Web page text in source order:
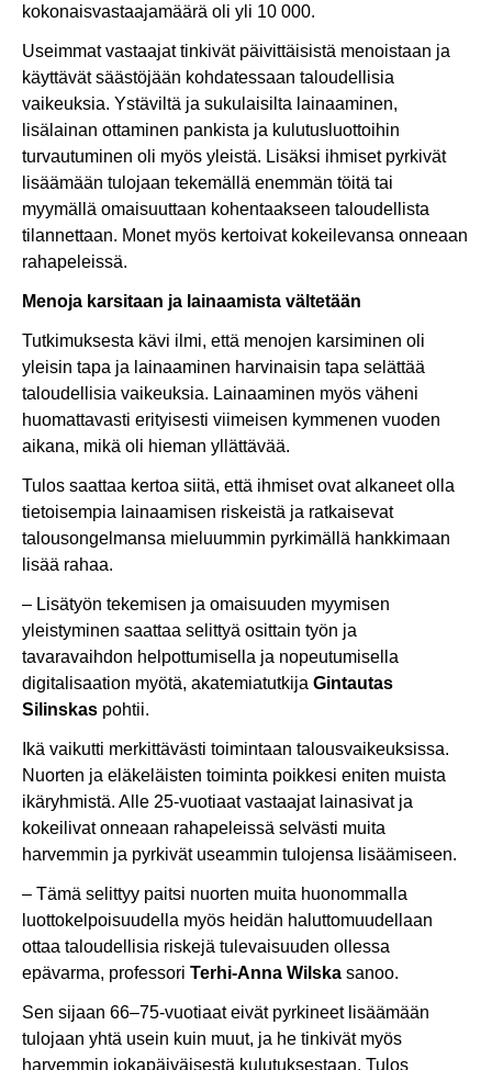
kokonaisvastaajamäärä oli yli 10 000.
Useimmat vastaajat tinkivät päivittäisistä menoistaan ja
käyttävät säästöjään kohdatessaan taloudellisia
vaikeuksia. Ystäviltä ja sukulaisilta lainaaminen,
lisälainan ottaminen pankista ja kulutusluottoihin
turvautuminen oli myös yleistä. Lisäksi ihmiset pyrkivät
lisäämään tulojaan tekemällä enemmän töitä tai
myymällä omaisuuttaan kohentaakseen taloudellista
tilannettaan. Monet myös kertoivat kokeilevansa onneaan
rahapeleissä.
Menoja karsitaan ja lainaamista vältetään
Tutkimuksesta kävi ilmi, että menojen karsiminen oli
yleisin tapa ja lainaaminen harvinaisin tapa selättää
taloudellisia vaikeuksia. Lainaaminen myös väheni
huomattavasti erityisesti viimeisen kymmenen vuoden
aikana, mikä oli hieman yllättävää.
Tulos saattaa kertoa siitä, että ihmiset ovat alkaneet olla
tietoisempia lainaamisen riskeistä ja ratkaisevat
talousongelmansa mieluummin pyrkimällä hankkimaan
lisää rahaa.
– Lisätyön tekemisen ja omaisuuden myymisen
yleistyminen saattaa selittyä osittain työn ja
tavaravaihdon helpottumisella ja nopeutumisella
digitalisaation myötä, akatemiatutkija Gintautas
Silinskas pohtii.
Ikä vaikutti merkittävästi toimintaan talousvaikeuksissa.
Nuorten ja eläkeläisten toiminta poikkesi eniten muista
ikäryhmistä. Alle 25-vuotiaat vastaajat lainasivat ja
kokeilivat onneaan rahapeleissä selvästi muita
harvemmin ja pyrkivät useammin tulojensa lisäämiseen.
– Tämä selittyy paitsi nuorten muita huonommalla
luottokelpoisuudella myös heidän haluttomuudellaan
ottaa taloudellisia riskejä tulevaisuuden ollessa
epävarma, professori Terhi-Anna Wilska sanoo.
Sen sijaan 66–75-vuotiaat eivät pyrkineet lisäämään
tulojaan yhtä usein kuin muut, ja he tinkivät myös
harvemmin jokapäiväisestä kulutuksestaan. Tulos